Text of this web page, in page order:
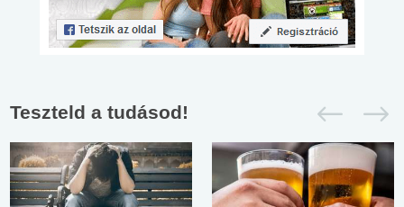
Teszteld a tudásod!